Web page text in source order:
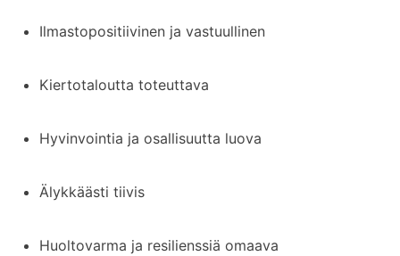
Ilmastopositiivinen ja vastuullinen
Kiertotaloutta toteuttava
Hyvinvointia ja osallisuutta luova
Älykkäästi tiivis
Huoltovarma ja resilienssiä omaava